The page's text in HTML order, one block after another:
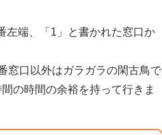
左端、「1」と書かれた窓口か
窓口以外はガラガラの閑古鳥で
の時間の余裕を持って行きま